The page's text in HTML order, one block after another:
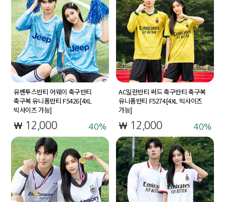
유벤투스반티 어웨이 축구반티
축구복 유니폼반티 F5426[4XL
빅사이즈 가능]
12,000 40
AC밀란반티 써드 축구반티 축구복
유니폼반티 F5274[4XL 빅사이즈
가능]
12,000 40